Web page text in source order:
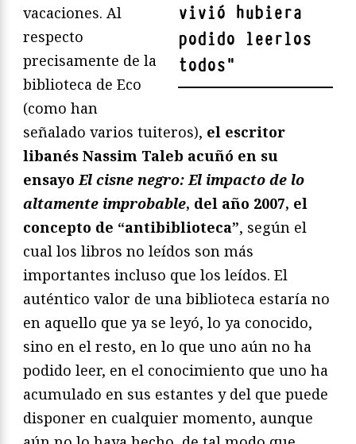
vivió hubiera
podido leerlos
todos"
vacaciones. Al
respecto
precisamente de la
biblioteca de Eco
(como han
señalado varios tuiteros), el escritor
libanés Nassim Taleb acuñó en su
ensayoEl cisne negro: El impacto de lo
altamente improbable, del año 2007, el
concepto de “antibiblioteca”, según el
cual los libros no leídos son más
importantes incluso que los leídos. El
auténtico valor de una biblioteca estaría no
en aquello que ya se leyó, lo ya conocido,
sino en el resto, en lo que uno aún no ha
podido leer, en el conocimiento que uno ha
acumulado en sus estantes y del que puede
disponer en cualquier momento, aunque